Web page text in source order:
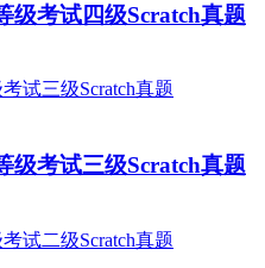
级考试四级Scratch真题
级考试三级Scratch真题